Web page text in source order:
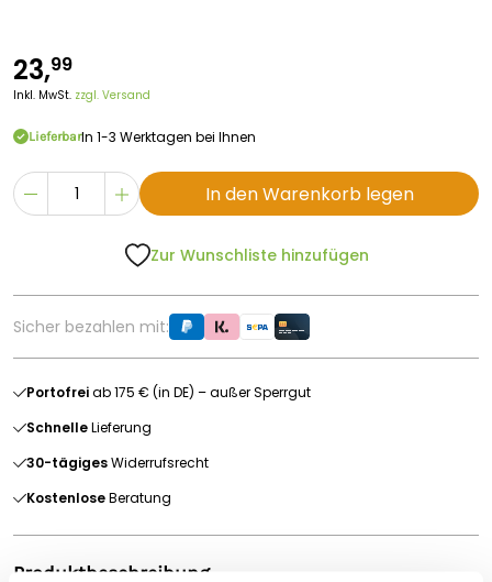
23,99
Inkl. MwSt. zzgl. Versand
LieferbarIn 1-3 Werktagen bei Ihnen
In den Warenkorb legen
Zur Wunschliste hinzufügen
Sicher bezahlen mit:
Portofreiab 175 € (in DE) – außer Sperrgut
SchnelleLieferung
30-tägigesWiderrufsrecht
KostenloseBeratung
Produktbeschreibung